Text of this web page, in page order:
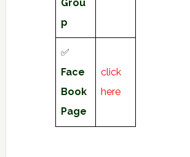
Grou
p
✅
Face
Book
Page
click
here